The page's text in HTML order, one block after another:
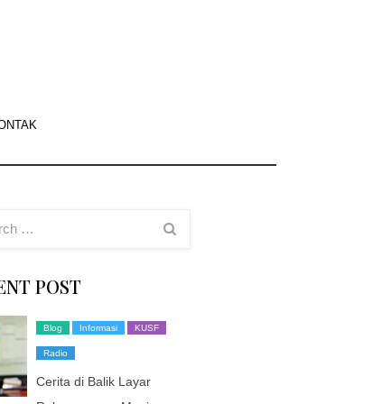
POST
Blog Informasi KUSF
Radio
Cerita di Balik Layar